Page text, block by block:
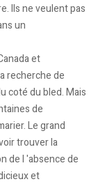
Ils ne veulent pas
un
et
recherche de
coté du bled. Mais
de
Le grand
trouver la
de l 'absence de
et